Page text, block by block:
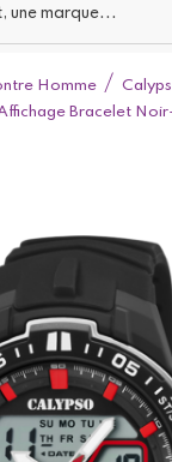
Homme
Bracelet